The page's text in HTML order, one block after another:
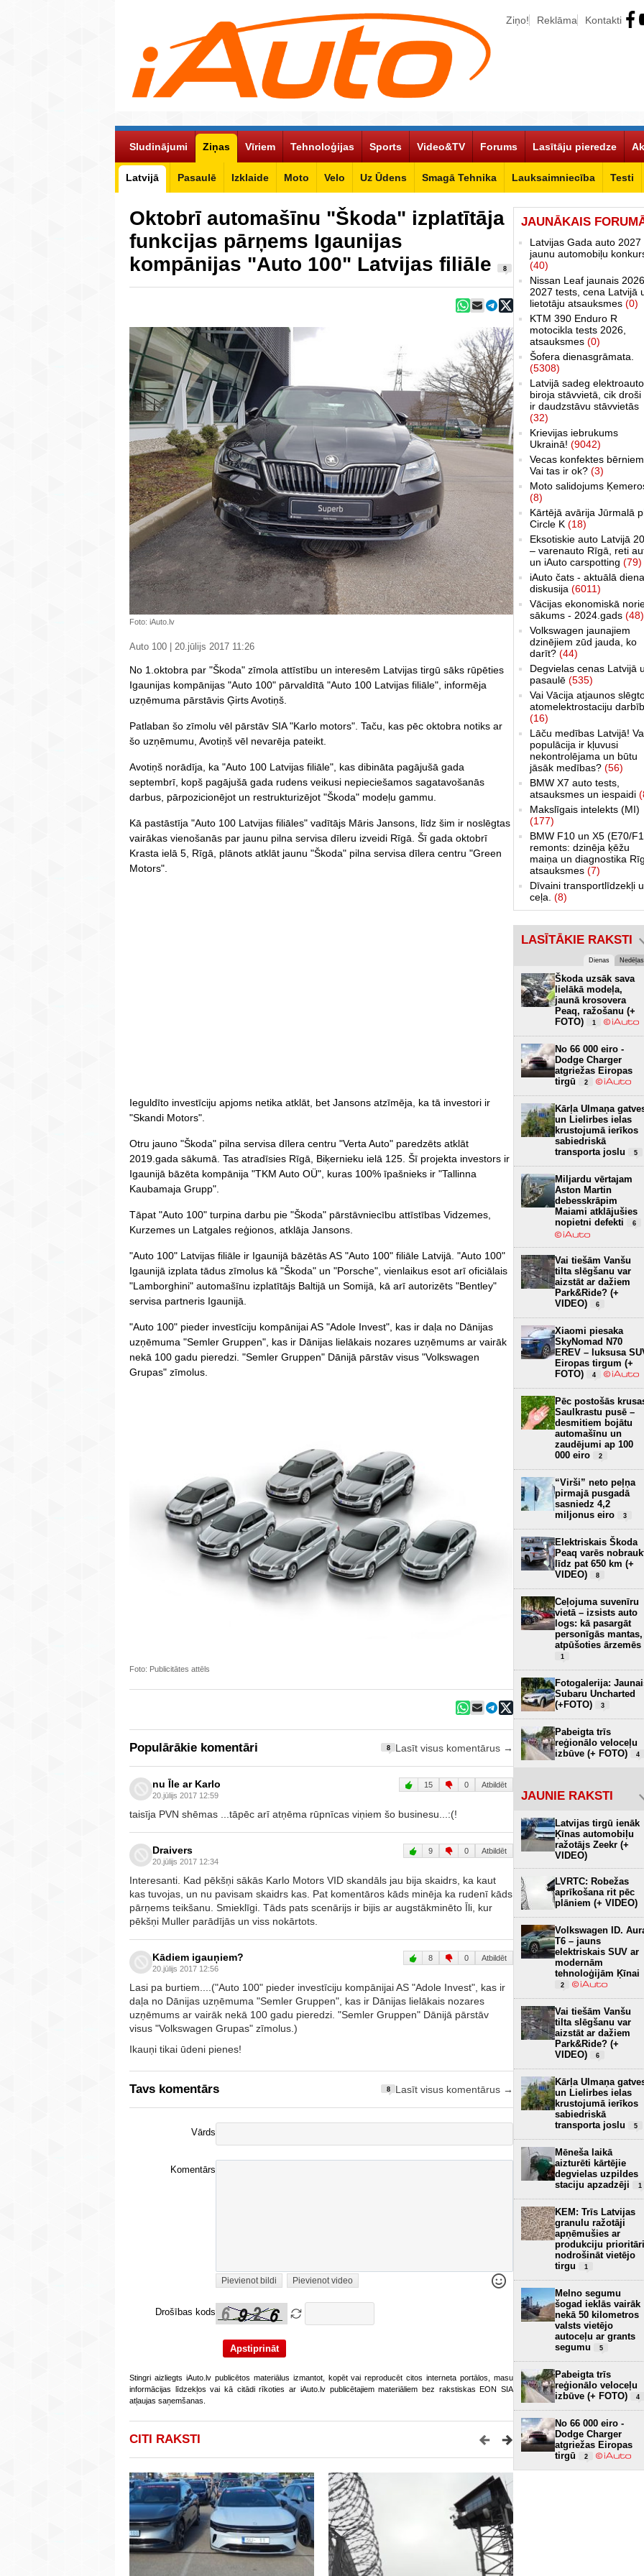
Ziņo! Reklāma Kontakti
Sludinājumi Ziņas
Latvijā Pasaulē Izklaide Moto Velo Uz Ūdens Smagā Tehnika Lauksaimniecība Testi
Vīriem Tehnoloģijas Sports Video&TV Forums Lasītāju pieredze
Oktobrī automašīnu "Škoda" izplatītāja
funkcijas pārņems Igaunijas
kompānijas "Auto 100" Latvijas filiāle
8
Foto: iAuto.lv
Auto 100 | 20.jūlijs 2017 11:26
No 1.oktobra par "Škoda" zīmola attīstību un interesēm Latvijas tirgū sāks rūpēties
Igaunijas kompānijas "Auto 100" pārvaldītā "Auto 100 Latvijas filiāle", informēja
uzņēmuma pārstāvis Ģirts Avotiņš.
Patlaban šo zīmolu vēl pārstāv SIA "Karlo motors". Taču, kas pēc oktobra notiks ar
šo uzņēmumu, Avotiņš vēl nevarēja pateikt.
Avotiņš norādīja, ka "Auto 100 Latvijas filiāle", kas dibināta pagājušā gada
septembrī, kopš pagājušā gada rudens veikusi nepieciešamos sagatavošanās
darbus, pārpozicionējot un restrukturizējot "Škoda" modeļu gammu.
Kā pastāstīja "Auto 100 Latvijas filiāles" vadītājs Māris Jansons, līdz šim ir noslēgtas
vairākas vienošanās par jaunu pilna servisa dīleru izveidi Rīgā. Šī gada oktobrī
Krasta ielā 5, Rīgā, plānots atklāt jaunu "Škoda" pilna servisa dīlera centru "Green
Motors".
Ieguldīto investīciju apjoms netika atklāt, bet Jansons atzīmēja, ka tā investori ir
"Skandi Motors".
Otru jauno "Škoda" pilna servisa dīlera centru "Verta Auto" paredzēts atklāt
2019.gada sākumā. Tas atradīsies Rīgā, Biķernieku ielā 125. Šī projekta investors ir
Igaunijā bāzēta kompānija "TKM Auto OÜ", kuras 100% īpašnieks ir "Tallinna
Kaubamaja Grupp".
Tāpat "Auto 100" turpina darbu pie "Škoda" pārstāvniecību attīstības Vidzemes,
Kurzemes un Latgales reģionos, atklāja Jansons.
"Auto 100" Latvijas filiāle ir Igaunijā bāzētās AS "Auto 100" filiāle Latvijā. "Auto 100"
Igaunijā izplata tādus zīmolus kā "Škoda" un "Porsche", vienlaikus esot arī oficiālais
"Lamborghini" automašīnu izplatītājs Baltijā un Somijā, kā arī autorizēts "Bentley"
servisa partneris Igaunijā.
"Auto 100" pieder investīciju kompānijai AS "Adole Invest", kas ir daļa no Dānijas
uzņēmuma "Semler Gruppen", kas ir Dānijas lielākais nozares uzņēmums ar vairāk
nekā 100 gadu pieredzi. "Semler Gruppen" Dānijā pārstāv visus "Volkswagen
Grupas" zīmolus.
Foto: Publicitātes attēls
Populārākie komentāri 8 Lasīt visus komentārus →
nu Īle ar Karlo
20.jūlijs 2017 12:59
15 0 Atbildēt
taisīja PVN shēmas ...tāpēc arī atņēma rūpnīcas viņiem šo businesu...:(!
Draivers
20.jūlijs 2017 12:34
9 0 Atbildēt
Interesanti. Kad pēkšņi sākās Karlo Motors VID skandāls jau bija skaidrs, ka kaut
kas tuvojas, un nu pavisam skaidrs kas. Pat komentāros kāds minēja ka rudenī kāds
pārņems teikšanu. Smieklīgi. Tāds pats scenārijs ir bijis ar augstākminēto Īli, kur
pēkšņi Muller parādījās un viss nokārtots.
Kādiem igauņiem?
20.jūlijs 2017 12:56
8 0 Atbildēt
Lasi pa burtiem....("Auto 100" pieder investīciju kompānijai AS "Adole Invest", kas ir
daļa no Dānijas uzņēmuma "Semler Gruppen", kas ir Dānijas lielākais nozares
uzņēmums ar vairāk nekā 100 gadu pieredzi. "Semler Gruppen" Dānijā pārstāv
visus "Volkswagen Grupas" zīmolus.)
Ikauņi tikai ūdeni pienes!
Tavs komentārs 8 Lasīt visus komentārus →
Vārds
Komentārs
Pievienot bildi Pievienot video
Drošības kods
Stingri aizliegts iAuto.lv publicētos materiālus izmantot, kopēt vai reproducēt citos interneta portālos, masu
informācijas līdzekļos vai kā citādi rīkoties ar iAuto.lv publicētajiem materiāliem bez rakstiskas EON SIA
atļaujas saņemšanas.
CITI RAKSTI
JAUNĀKAIS
Latvijas Gada auto 2027
jaunu automobiļu
(40)
Nissan Leaf jaunais
2027 tests, cena Latvijā
lietotāju atsauksmes (0)
KTM 390 Enduro R
motocikla tests 2026,
atsauksmes (0)
Šofera dienasgrāmata.
(5308)
Latvijā sadeg elektroauto
biroja stāvvietā, cik droši
ir daudzstāvu stāvvietās
(32)
Krievijas iebrukums
Ukrainā! (9042)
Vecas konfektes
Vai tas ir ok? (3)
Moto salidojums
(8)
Kārtējā avārija Jūrmalā
Circle K (18)
Eksotiskie auto Latvijā
– varenauto Rīgā, reti
un iAuto carspotting (79)
iAuto čats - aktuālā
diskusija (6011)
Vācijas ekonomiskā
sākums - 2024.gads (48)
Volkswagen jaunajiem
dzinējiem zūd jauda, ko
darīt? (44)
Degvielas cenas Latvijā
pasaulē (535)
Vai Vācija atjaunos
atomelektrostaciju
(16)
Lāču medības Latvijā!
populācija ir kļuvusi
nekontrolējama un būtu
jāsāk medības? (56)
BMW X7 auto tests,
atsauksmes un iespaidi
Makslīgais intelekts (MI)
(177)
BMW F10 un X5 (E70/
remonts: dzinēja ķēžu
maiņa un diagnostika
atsauksmes (7)
Dīvaini transportlīdzekļi
ceļa. (8)
LASĪTĀKIE RAKSTI
Dienas Nedēļas
Škoda uzsāk sava
lielākā modeļa,
jaunā krosovera
Peaq, ražošanu (+
FOTO)
1
No 66 000 eiro -
Dodge Charger
atgriežas Eiropas
tirgū
2
Kārļa Ulmaņa
un Lielirbes ielas
krustojumā ierīkos
sabiedriskā
transporta joslu
5
Miljardu vērtajam
Aston Martin
debesskrāpim
Maiami atklājušies
nopietni defekti
6
Vai tiešām Vanšu
tilta slēgšanu var
aizstāt ar dažiem
Park&Ride? (+
VIDEO)
6
Xiaomi piesaka
SkyNomad N70
EREV – luksusa
Eiropas tirgum (+
FOTO)
4
Pēc postošās
Saulkrastu pusē –
desmitiem bojātu
automašīnu un
zaudējumi ap 100
000 eiro
2
“Virši” neto peļņa
pirmajā pusgadā
sasniedz 4,2
miljonus eiro
3
Elektriskais Škoda
Peaq varēs
līdz pat 650 km (+
VIDEO)
8
Ceļojuma suvenīru
vietā – izsists auto
logs: kā pasargāt
personīgās mantas,
atpūšoties ārzemēs
1
Fotogalerija:
Subaru Uncharted
(+FOTO)
3
Pabeigta trīs
reģionālo veloceļu
izbūve (+ FOTO)
4
JAUNIE RAKSTI
Latvijas tirgū ienāk
Ķīnas automobiļu
ražotājs Zeekr (+
VIDEO)
LVRTC: Robežas
aprīkošana rit pēc
plāniem (+ VIDEO)
Volkswagen ID.
T6 – jauns
elektriskais SUV ar
modernām
tehnoloģijām Ķīnai
2
Vai tiešām Vanšu
tilta slēgšanu var
aizstāt ar dažiem
Park&Ride? (+
VIDEO)
6
Kārļa Ulmaņa
un Lielirbes ielas
krustojumā ierīkos
sabiedriskā
transporta joslu
5
Mēneša laikā
aizturēti kārtējie
degvielas uzpildes
staciju apzadzēji
1
KEM: Trīs Latvijas
granulu ražotāji
apņēmušies ar
produkciju prioritāri
nodrošināt vietējo
tirgu
1
Melno segumu
šogad ieklās vairāk
nekā 50 kilometros
valsts vietējo
autoceļu ar grants
segumu
5
Pabeigta trīs
reģionālo veloceļu
izbūve (+ FOTO)
4
No 66 000 eiro -
Dodge Charger
atgriežas Eiropas
tirgū
2